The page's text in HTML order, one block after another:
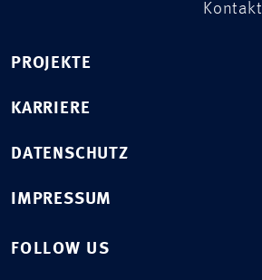
Kontakt
PROJEKTE
KARRIERE
DATENSCHUTZ
IMPRESSUM
FOLLOW US